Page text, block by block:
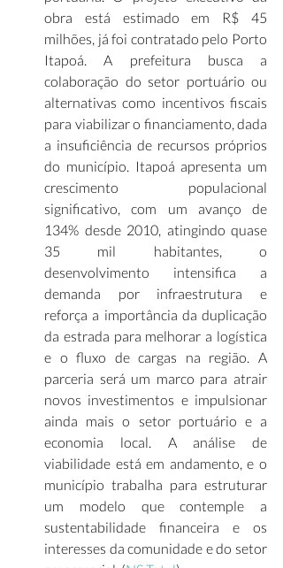
obra está estimado em R$ 45
milhões, já foi contratado pelo Porto
Itapoá. A prefeitura busca a
colaboração do setor portuário ou
alternativas como incentivos fiscais
para viabilizar o financiamento, dada
a insuficiência de recursos próprios
do município. Itapoá apresenta um
crescimento populacional
significativo, com um avanço de
134% desde 2010, atingindo quase
35 mil habitantes, o
desenvolvimento intensifica a
demanda por infraestrutura e
reforça a importância da duplicação
da estrada para melhorar a logística
e o fluxo de cargas na região. A
parceria será um marco para atrair
novos investimentos e impulsionar
ainda mais o setor portuário e a
economia local. A análise de
viabilidade está em andamento, e o
município trabalha para estruturar
um modelo que contemple a
sustentabilidade financeira e os
interesses da comunidade e do setor